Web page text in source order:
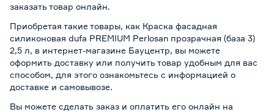
заказать товар онлайн.
Приобретая такие товары, как Краска фасадная
силиконовая dufa PREMIUM Perlosan прозрачная (база 3)
2,5 л, в интернет-магазине Бауцентр, вы можете
оформить доставку или получить товар удобным для вас
способом, для этого ознакомьтесь с информацией о
доставке и самовывозе.
Вы можете сделать заказ и оплатить его онлайн на